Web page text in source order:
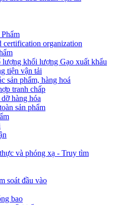
certification organization
khối lượng Gạo xuất khẩu
tiện vận tải
sản phẩm, hàng hoá
tranh chấp
hàng hóa
sản phẩm
và phóng xạ - Truy tìm
soát đầu vào
bao